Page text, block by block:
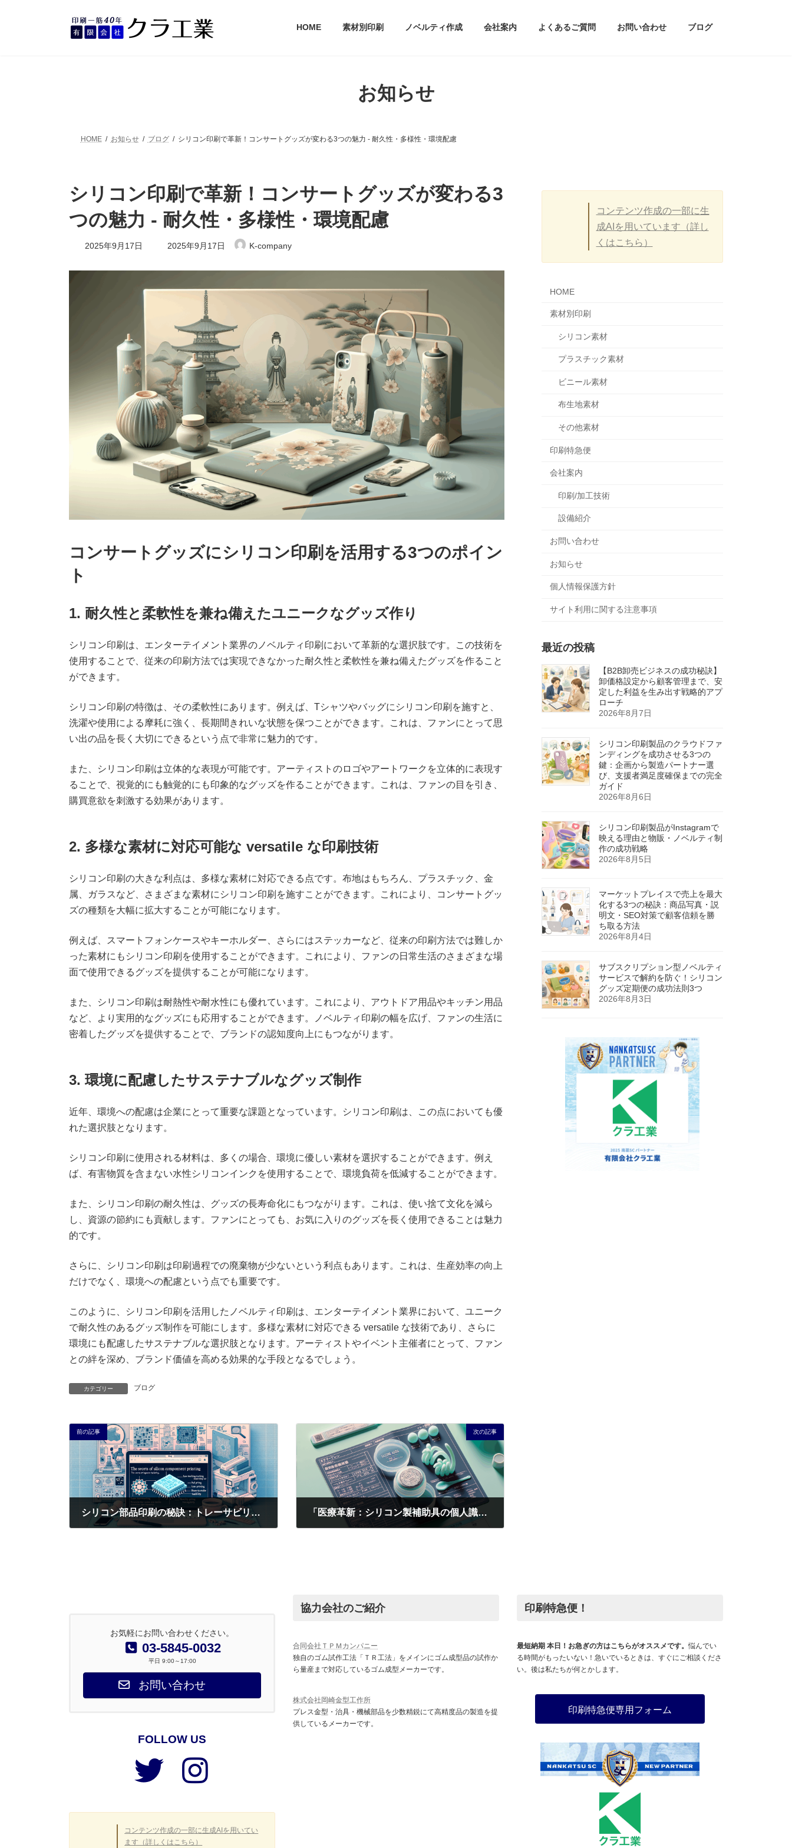
HOME 素材別印刷 ノベルティ作成 会社案内 よくあるご質問 お問い合わせ ブログ
お知らせ
HOME お知らせ ブログ シリコン印刷で革新！コンサートグッズが変わる3つの魅力 - 耐久性・多様性・環境配慮
シリコン印刷で革新！コンサートグッズが変わる3
つの魅力 - 耐久性・多様性・環境配慮
2025年9月17日
最
終
新
2025年9月17日 K-company
コンサートグッズにシリコン印刷を活用する3つのポイン
ト
1. 耐久性と柔軟性を兼ね備えたユニークなグッズ作り
シリコン印刷は、エンターテイメント業界のノベルティ印刷において革新的な選択肢です。この技術を
使用することで、従来の印刷方法では実現できなかった耐久性と柔軟性を兼ね備えたグッズを作ること
ができます。
シリコン印刷の特徴は、その柔軟性にあります。例えば、Tシャツやバッグにシリコン印刷を施すと、
洗濯や使用による摩耗に強く、長期間きれいな状態を保つことができます。これは、ファンにとって思
い出の品を長く大切にできるという点で非常に魅力的です。
また、シリコン印刷は立体的な表現が可能です。アーティストのロゴやアートワークを立体的に表現す
ることで、視覚的にも触覚的にも印象的なグッズを作ることができます。これは、ファンの目を引き、
購買意欲を刺激する効果があります。
2. 多様な素材に対応可能な versatile な印刷技術
シリコン印刷の大きな利点は、多様な素材に対応できる点です。布地はもちろん、プラスチック、金
属、ガラスなど、さまざまな素材にシリコン印刷を施すことができます。これにより、コンサートグッ
ズの種類を大幅に拡大することが可能になります。
例えば、スマートフォンケースやキーホルダー、さらにはステッカーなど、従来の印刷方法では難しか
った素材にもシリコン印刷を使用することができます。これにより、ファンの日常生活のさまざまな場
面で使用できるグッズを提供することが可能になります。
また、シリコン印刷は耐熱性や耐水性にも優れています。これにより、アウトドア用品やキッチン用品
など、より実用的なグッズにも応用することができます。ノベルティ印刷の幅を広げ、ファンの生活に
密着したグッズを提供することで、ブランドの認知度向上にもつながります。
3. 環境に配慮したサステナブルなグッズ制作
近年、環境への配慮は企業にとって重要な課題となっています。シリコン印刷は、この点においても優
れた選択肢となります。
シリコン印刷に使用される材料は、多くの場合、環境に優しい素材を選択することができます。例え
ば、有害物質を含まない水性シリコンインクを使用することで、環境負荷を低減することができます。
また、シリコン印刷の耐久性は、グッズの長寿命化にもつながります。これは、使い捨て文化を減ら
し、資源の節約にも貢献します。ファンにとっても、お気に入りのグッズを長く使用できることは魅力
的です。
さらに、シリコン印刷は印刷過程での廃棄物が少ないという利点もあります。これは、生産効率の向上
だけでなく、環境への配慮という点でも重要です。
このように、シリコン印刷を活用したノベルティ印刷は、エンターテイメント業界において、ユニーク
で耐久性のあるグッズ制作を可能にします。多様な素材に対応できる versatile な技術であり、さらに
環境にも配慮したサステナブルな選択肢となります。アーティストやイベント主催者にとって、ファン
との絆を深め、ブランド価値を高める効果的な手段となるでしょう。
カテゴリー ブログ
前の記事
シリコン部品印刷の秘訣：トレーサビリティ確保と魅力的ノベルティ制作を両立させる方法
次の記事
「医療革新：シリコン製補助具の個人識別印刷で患者安全と業務効率をアップ！」
コンテンツ作成の一部に生
成AIを用いています（詳し
くはこちら）
HOME
素材別印刷
シリコン素材
プラスチック素材
ビニール素材
布生地素材
その他素材
印刷特急便
会社案内
印刷/加工技術
設備紹介
お問い合わせ
お知らせ
個人情報保護方針
サイト利用に関する注意事項
最近の投稿
【B2B卸売ビジネスの成功秘訣】
卸価格設定から顧客管理まで、安
定した利益を生み出す戦略的アプ
ローチ
2026年8月7日
シリコン印刷製品のクラウドファ
ンディングを成功させる3つの
鍵：企画から製造パートナー選
び、支援者満足度確保までの完全
ガイド
2026年8月6日
シリコン印刷製品がInstagramで
映える理由と物販・ノベルティ制
作の成功戦略
2026年8月5日
マーケットプレイスで売上を最大
化する3つの秘訣：商品写真・説
明文・SEO対策で顧客信頼を勝
ち取る方法
2026年8月4日
サブスクリプション型ノベルティ
サービスで解約を防ぐ！シリコン
グッズ定期便の成功法則3つ
2026年8月3日
お気軽にお問い合わせください。
03-5845-0032
平日 9:00～17:00
お問い合わせ
FOLLOW US
リ
コンテンツ作成の一部に生成AIを用いてい
ます（詳しくはこちら）
協力会社のご紹介
合同会社ＴＰＭカンパニー
独自のゴム試作工法「ＴＲ工法」をメインにゴム成型品の試作か
ら量産まで対応しているゴム成型メーカーです。
株式会社岡崎金型工作所
プレス金型・治具・機械部品を少数精鋭にて高精度品の製造を提
供しているメーカーです。
印刷特急便！
最短納期 本日！お急ぎの方はこちらがオススメです。悩んでい
る時間がもったいない！急いでいるときは、すぐにご相談くださ
い。後は私たちが何とかします。
印刷特急便専用フォーム